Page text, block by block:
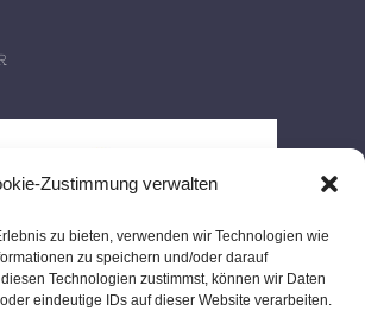
Zustimmung verwalten
zu bieten, verwenden wir Technologien wie
zu speichern und/oder darauf
Technologien zustimmst, können wir Daten
eindeutige IDs auf dieser Website verarbeiten.